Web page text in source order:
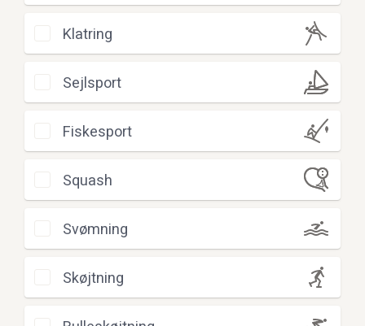
Klatring
Sejlsport
Fiskesport
Squash
Svømning
Skøjtning